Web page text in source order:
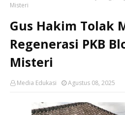
Misteri
Gus Hakim Tolak
Regenerasi PKB
Misteri
Media Edukasi Agustus 08, 2025